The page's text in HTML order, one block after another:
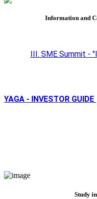
Information and
III. SME Summit -
YAGA - INVESTOR GUIDE
Study